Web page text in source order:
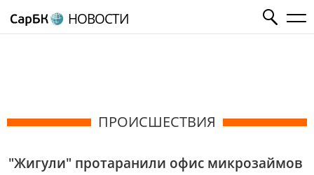
НОВОСТИ
ПРОИСШЕСТВИЯ
"Жигули" протаранили офис микрозаймов